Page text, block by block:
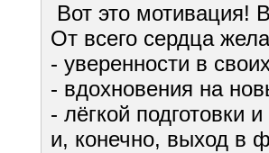
Вот это мотивация!
От всего сердца
- уверенности в
- вдохновения на
- лёгкой подготовки
и, конечно, выход в